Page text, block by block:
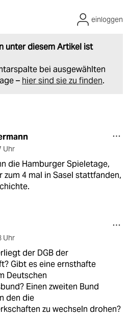
unter diesem Artikel ist
bei ausgewählten
– hier sind sie zu finden.
einloggen
Uhr
die Hamburger Spieletage,
zum 4 mal in Sasel stattfanden,
Uhr
der DGB der
Gibt es eine ernsthafte
Deutschen
Einen zweiten Bund
den die
zu wechseln drohen?